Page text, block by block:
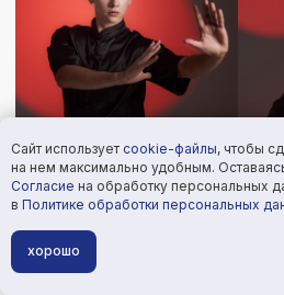
Сайт использует cookie-файлы, чтобы
на нем максимально удобным.
Согласие на обработку персональных
в Политике обработки персональных
хорошо